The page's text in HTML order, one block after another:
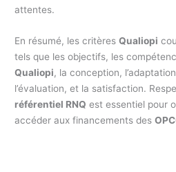
attentes.
En résumé, les critèresQualiopi
tels que les objectifs, les
Qualiopi, la conception,
l’évaluation, et la satisfaction.
référentiel RNQ est essentiel pour
accéder aux financements des